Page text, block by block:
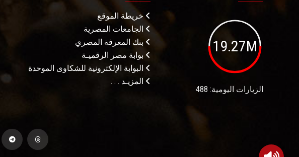
19.27M
الزيارات اليومية: 488
خريطة الموقع
الجامعات المصرية
بنك المعرفة المصري
بوابة مصر الرقميـة
البوابة الإلكترونية للشكاوى الموحدة
المزيـد . . .